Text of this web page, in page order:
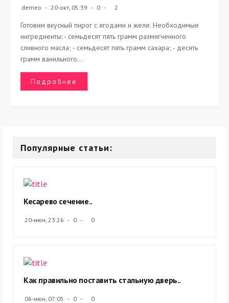
demeo 20-окт, 05:39 0 2
Готовим вкусный пирог с ягодами и желе. Необходимые
ингредиенты: - семьдесят пять грамм размягченного
сливного масла; - семьдесят пять грамм сахара; - десять
грамм ванильного...
Подробнее
Популярные статьи:
Кесарево сечение..
20-июн, 23:26 0 0
Как правильно поставить стальную дверь..
06-июн, 07:05 0 0